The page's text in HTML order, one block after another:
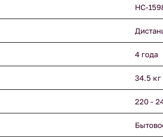
НС-
4 года
34.5 кг
220 -